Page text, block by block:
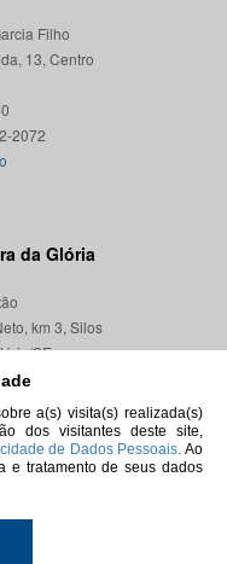
a(s) visita(s) realizada(s)
dos visitantes deste site,
de Dados Pessoais. Ao
e tratamento de seus dados
Filho
13, Centro
da Glória
km 3, Silos
SE
reservados.